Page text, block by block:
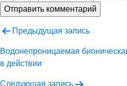
Навигация
по
записям
Предыдущая запись
Водонепроницаемая
в действии
Следующая запись